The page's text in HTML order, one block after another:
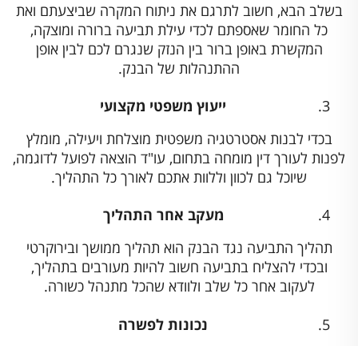
בשלב הבא, חשוב לתרגם את ניתוח המקרה שביצעתם ואת
כל החומר שאספתם לכדי עילת תביעה ברורה ומוצקה,
המקשרת באופן ברור בין הנזק שנגרם לכם לבין אופן
ההתנהלות של הבנק.
ייעוץ משפטי מקצועי
בכדי לבנות אסטרטגיה משפטית מוצלחת ויעילה, מומלץ
לפנות לעורך דין מומחה בתחום, עו"ד הוצאה לפועל לדוגמה,
שיוכל גם לכוון וללוות אתכם לאורך כל התהליך.
מעקב אחר התהליך
תהליך התביעה נגד הבנק הוא תהליך ממושך ובירוקרטי
ובכדי להצליח בתביעה חשוב להיות מעורבים בתהליך,
לעקוב אחר כל שלב ולוודא שהכל מתנהל כשורה.
נכונות לפשרה